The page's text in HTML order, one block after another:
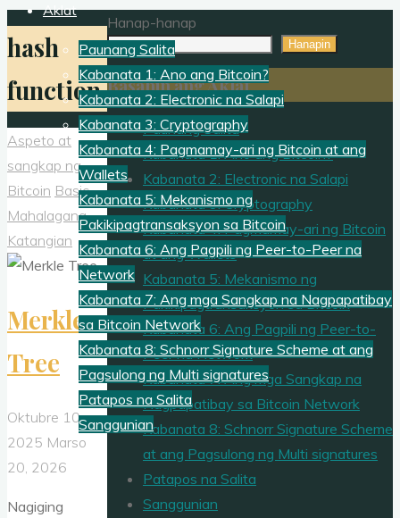
Aklat
Paunang Salita
Kabanata 1: Ano ang Bitcoin?
Kabanata 2: Electronic na Salapi
Kabanata 3: Cryptography
Kabanata 4: Pagmamay-ari ng Bitcoin at ang
Wallets
Kabanata 5: Mekanismo ng
Pakikipagtransaksyon sa Bitcoin
Kabanata 6: Ang Pagpili ng Peer-to-Peer na
Network
Kabanata 7: Ang mga Sangkap na Nagpapatibay
sa Bitcoin Network
Kabanata 8: Schnorr Signature Scheme at ang
Pagsulong ng Multi signatures
Patapos na Salita
Sanggunian
hash
function
Aspeto at
sangkap ng
Bitcoin Basic
Mahalagang
Katangian
Merkle
Tree
Oktubre 10,
2025 Marso
20, 2026
Nagiging
Hanap-hanap
Hanapin
Basahin ang Aklat
Paunang Salita
Kabanata 1: Ano ang Bitcoin?
Kabanata 2: Electronic na Salapi
Kabanata 3: Cryptography
Kabanata 4: Pagmamay-ari ng Bitcoin
at ang Wallets
Kabanata 5: Mekanismo ng
Pakikipagtransaksyon sa Bitcoin
Kabanata 6: Ang Pagpili ng Peer-to-
Peer na Network
Kabanata 7: Ang mga Sangkap na
Nagpapatibay sa Bitcoin Network
Kabanata 8: Schnorr Signature Scheme
at ang Pagsulong ng Multi signatures
Patapos na Salita
Sanggunian